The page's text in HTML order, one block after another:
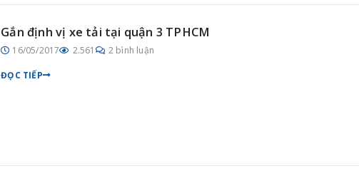
Gắn định vị xe tải tại quận 3 TPHCM
16/05/2017 2.561 2 bình luận
ĐỌC TIẾP